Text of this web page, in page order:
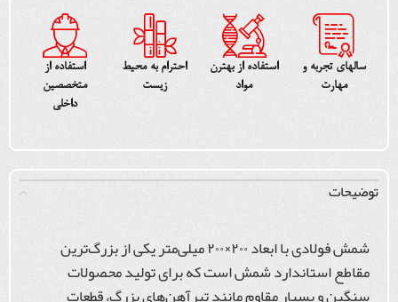
سالهای تجربه و
مهارت
استفاده از بهترن
مواد
احترام به محیط
زیست
استفاده از
متخصصین
داخلی
توضیحات
شمش فولادی با ابعاد ۲۰۰×۲۰۰ میلی‌متر یکی از بزرگ‌ترین
مقاطع استاندارد شمش است که برای تولید محصولات
سنگین و بسیار مقاوم مانند تیرآهن‌های بزرگ، قطعات